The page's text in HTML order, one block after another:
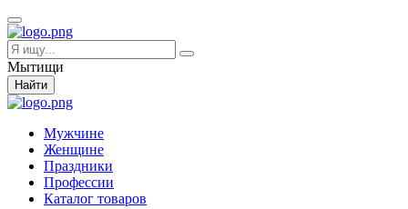
Мытищи
Найти
Мужчине
Женщине
Праздники
Профессии
Каталог товаров